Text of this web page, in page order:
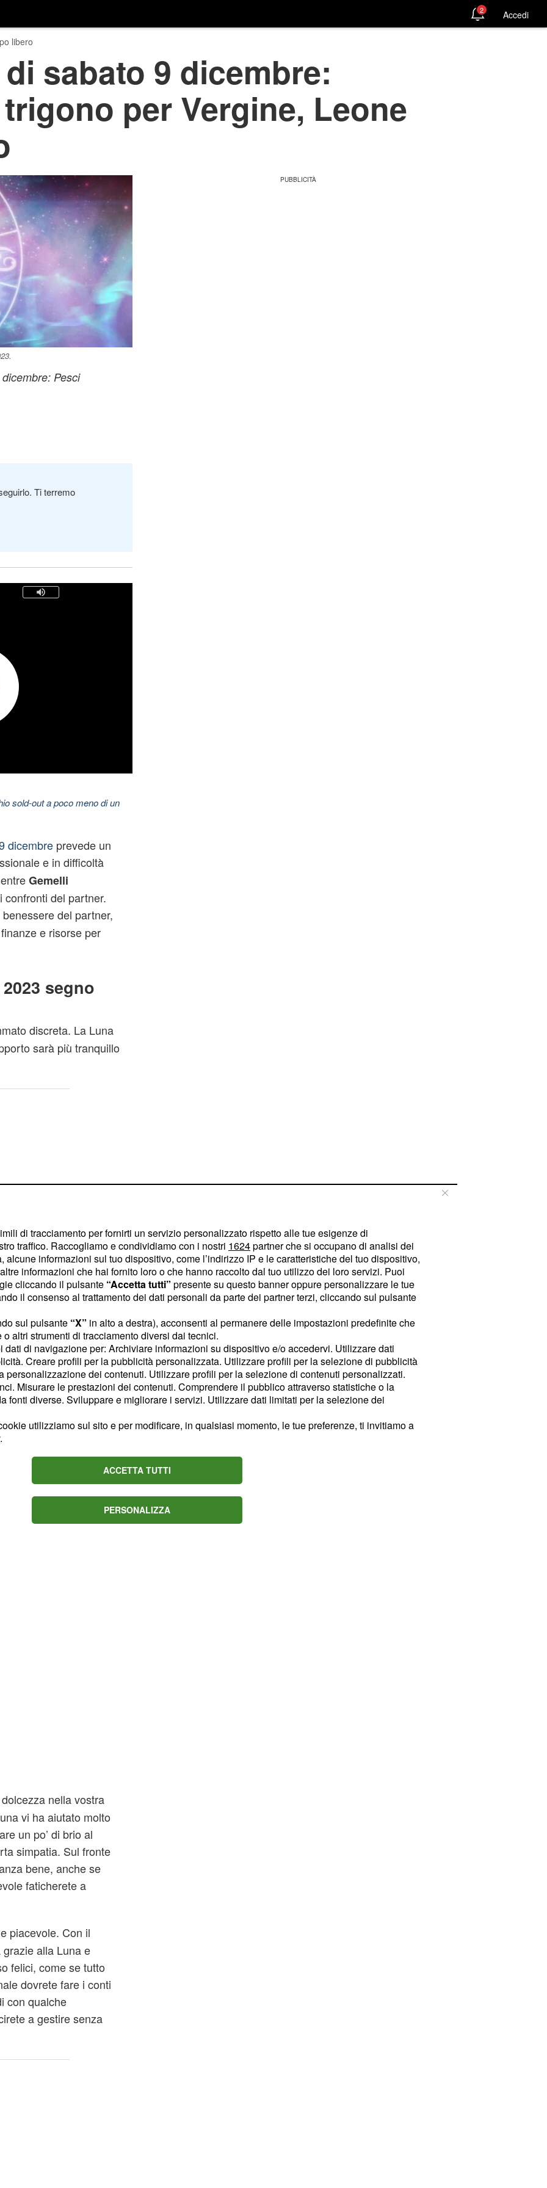
2 Accedi
libero
sabato 9 dicembre:
per Vergine, Leone
Pesci
Ti terremo
sold-out a poco meno di un
dicembreprevede un
e in difficoltà
Gemelli
confronti del partner.
del partner,
e risorse per
segno
discreta. La Luna
sarà più tranquillo
poco nuove persone
questo nuovo
professionale sarete
evidenti difficoltà nel
- 7️⃣
settimana e di festività
in opposizione
del vostro rapporto.
di non attaccare il
sarà a portata di
nella vostra
vi ha aiutato molto
un po’ di brio al
simpatia. Sul fronte
bene, anche se
faticherete a
piacevole. Con il
alla Luna e
felici, come se tutto
dovrete fare i conti
con qualche
a gestire senza
di tracciamento per fornirti un servizio personalizzato rispetto alle tue esigenze di
traffico. Raccogliamo e condividiamo con i nostri 1624partner che si occupano di analisi dei
informazioni sul tuo dispositivo, come l’indirizzo IP e le caratteristiche del tuo dispositivo,
informazioni che hai fornito loro o che hanno raccolto dal tuo utilizzo dei loro servizi. Puoi
cliccando il pulsante “Accetta tutti” presente su questo banner oppure personalizzare le tue
il consenso al trattamento dei dati personali da parte dei partner terzi, cliccando sul pulsante
sul pulsante “X” in alto a destra), acconsenti al permanere delle impostazioni predefinite che
altri strumenti di tracciamento diversi dai tecnici.
dati di navigazione per: Archiviare informazioni su dispositivo e/o accedervi. Utilizzare dati
Creare profili per la pubblicità personalizzata. Utilizzare profili per la selezione di pubblicità
personalizzazione dei contenuti. Utilizzare profili per la selezione di contenuti personalizzati.
Misurare le prestazioni dei contenuti. Comprendere il pubblico attraverso statistiche o la
fonti diverse. Sviluppare e migliorare i servizi. Utilizzare dati limitati per la selezione dei
utilizziamo sul sito e per modificare, in qualsiasi momento, le tue preferenze, ti invitiamo a
.
ACCETTA TUTTI
PERSONALIZZA